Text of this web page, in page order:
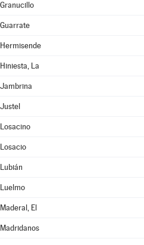
Granucillo
Guarrate
Hermisende
Hiniesta, La
Jambrina
Justel
Losacino
Losacio
Lubián
Luelmo
Maderal, El
Madridanos